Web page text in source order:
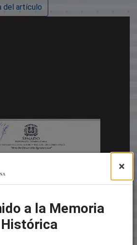
del artículo
×
a la Memoria
Histórica